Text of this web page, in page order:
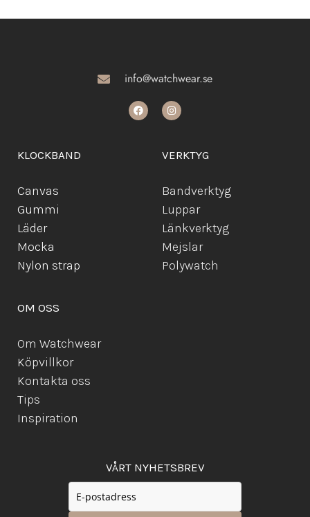
info@watchwear.se
KLOCKBAND
Canvas
Gummi
Läder
Mocka
Nylon strap
VERKTYG
Bandverktyg
Luppar
Länkverktyg
Mejslar
Polywatch
OM OSS
Om Watchwear
Köpvillkor
Kontakta oss
Tips
Inspiration
VÅRT NYHETSBREV